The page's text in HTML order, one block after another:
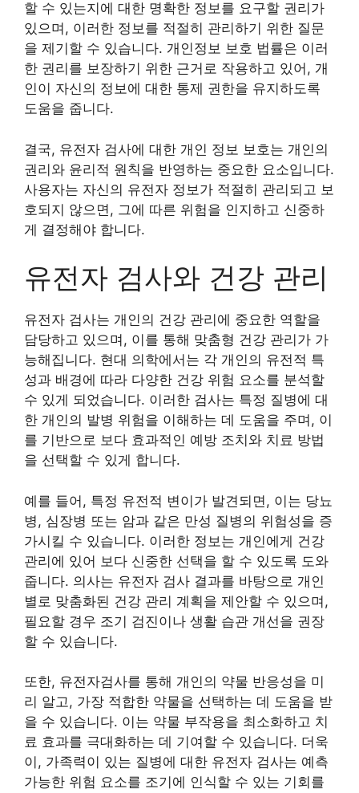
할 수 있는지에 대한 명확한 정보를 요구할 권리가
있으며, 이러한 정보를 적절히 관리하기 위한 질문
을 제기할 수 있습니다. 개인정보 보호 법률은 이러
한 권리를 보장하기 위한 근거로 작용하고 있어, 개
인이 자신의 정보에 대한 통제 권한을 유지하도록
도움을 줍니다.
결국, 유전자 검사에 대한 개인 정보 보호는 개인의
권리와 윤리적 원칙을 반영하는 중요한 요소입니다.
사용자는 자신의 유전자 정보가 적절히 관리되고 보
호되지 않으면, 그에 따른 위험을 인지하고 신중하
게 결정해야 합니다.
유전자 검사와 건강 관리
유전자 검사는 개인의 건강 관리에 중요한 역할을
담당하고 있으며, 이를 통해 맞춤형 건강 관리가 가
능해집니다. 현대 의학에서는 각 개인의 유전적 특
성과 배경에 따라 다양한 건강 위험 요소를 분석할
수 있게 되었습니다. 이러한 검사는 특정 질병에 대
한 개인의 발병 위험을 이해하는 데 도움을 주며, 이
를 기반으로 보다 효과적인 예방 조치와 치료 방법
을 선택할 수 있게 합니다.
예를 들어, 특정 유전적 변이가 발견되면, 이는 당뇨
병, 심장병 또는 암과 같은 만성 질병의 위험성을 증
가시킬 수 있습니다. 이러한 정보는 개인에게 건강
관리에 있어 보다 신중한 선택을 할 수 있도록 도와
줍니다. 의사는 유전자 검사 결과를 바탕으로 개인
별로 맞춤화된 건강 관리 계획을 제안할 수 있으며,
필요할 경우 조기 검진이나 생활 습관 개선을 권장
할 수 있습니다.
또한, 유전자검사를 통해 개인의 약물 반응성을 미
리 알고, 가장 적합한 약물을 선택하는 데 도움을 받
을 수 있습니다. 이는 약물 부작용을 최소화하고 치
료 효과를 극대화하는 데 기여할 수 있습니다. 더욱
이, 가족력이 있는 질병에 대한 유전자 검사는 예측
가능한 위험 요소를 조기에 인식할 수 있는 기회를